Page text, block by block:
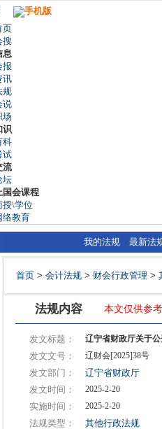
手机版
页
搜
息
报
讯
规
说
场
识
科
试
流
坛
国会课程
授\学位
络教育
我的法规 最新法
首页 > 会计法规 > 财会行政管理 >
法规内容 本文仅供参
发文标题： 辽宁省财政厅关于
发文文号： 辽财会[2025]38号
发文部门：
辽宁省财政厅
发文时间：
2025-2-20
实施时间： 2025-2-20
法规类型：
其他行政法规